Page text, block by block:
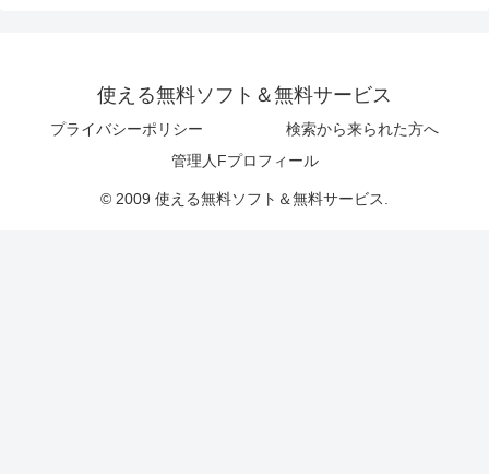
使える無料ソフト＆無料サービス
プライバシーポリシー
検索から来られた方へ
管理人Fプロフィール
© 2009 使える無料ソフト＆無料サービス.